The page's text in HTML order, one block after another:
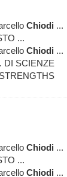
Chiodi ...
...
Chiodi ...
DI SCIENZE
Chiodi ...
...
Chiodi ...